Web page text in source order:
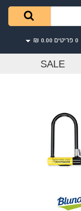
0 פריטים 0.00 ₪
SALE